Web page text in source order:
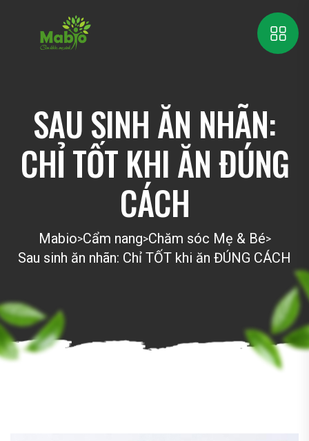
SAU SINH ĂN NHÃN:
CHỈ TỐT KHI ĂN ĐÚNG
CÁCH
Mabio>Cẩm nang>Chăm sóc Mẹ & Bé>
Sau sinh ăn nhãn: Chỉ TỐT khi ăn ĐÚNG CÁCH